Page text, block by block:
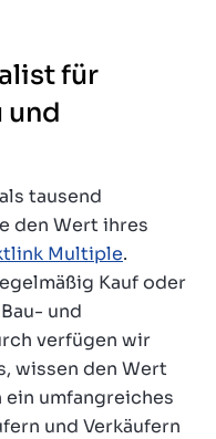
für
und
tausend
den Wert ihres
Multiple.
Kauf oder
und
verfügen wir
wissen den Wert
ein umfangreiches
und Verkäufern